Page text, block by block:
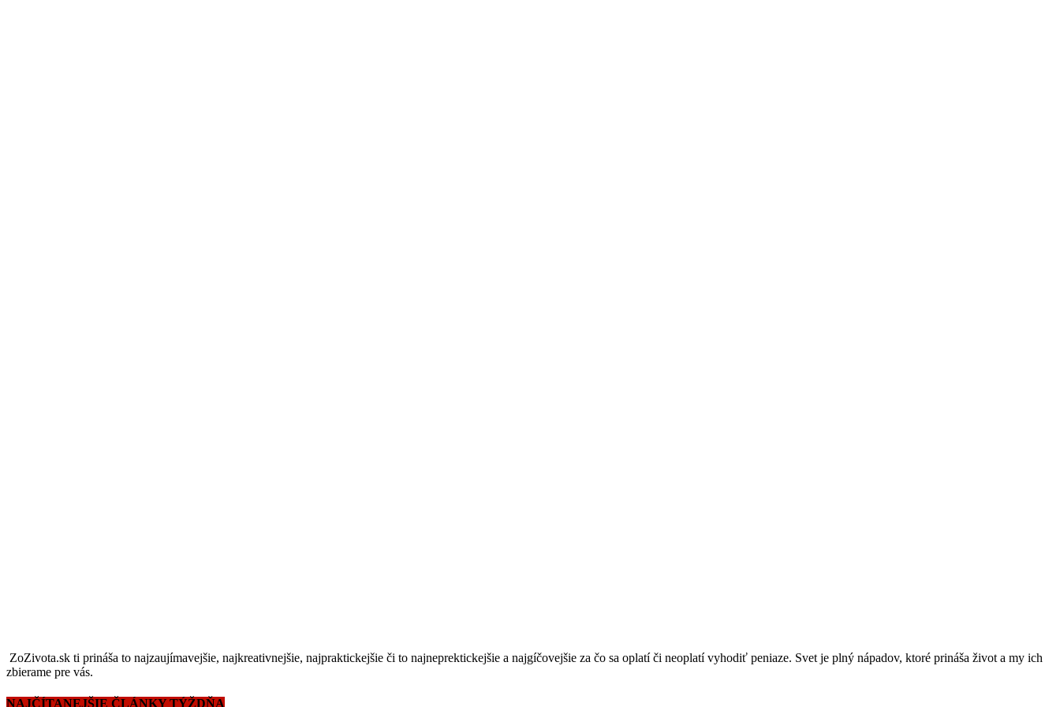
ZoZivota.sk ti prináša to najzaujímavejšie, najkreativnejšie, najpraktickejšie či to najneprektickejšie a najgíčovejšie za čo sa oplatí či neoplatí vyhodiť peniaze. Svet je plný nápadov, ktoré prináša život a my ich
zbierame pre vás.
NAJČÍTANEJŠIE ČLÁNKY TÝŽDŇA